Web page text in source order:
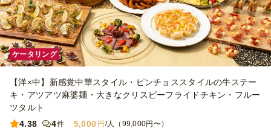
ケータリング
【洋×中】新感覚中華スタイル・ピンチョススタイルの牛ステー
キ・アツアツ麻婆麺・大きなクリスピーフライドチキン・フルー
ツタルト
4.38
4件 5,000 円 /人（99,000円〜）